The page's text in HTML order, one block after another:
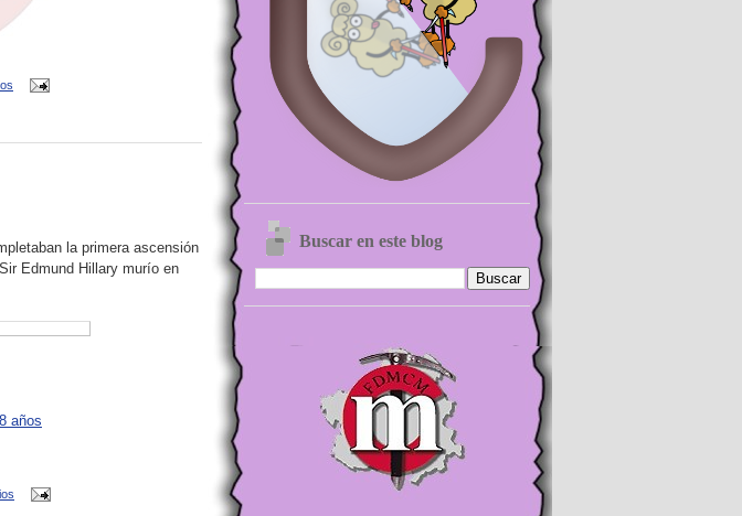
la primera ascensión
Edmund Hillary murío en
años
Buscar en este blog